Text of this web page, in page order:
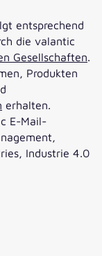
entsprechend
die valantic
Gesellschaften.
Produkten
erhalten.
E-Mail-
Industrie 4.0